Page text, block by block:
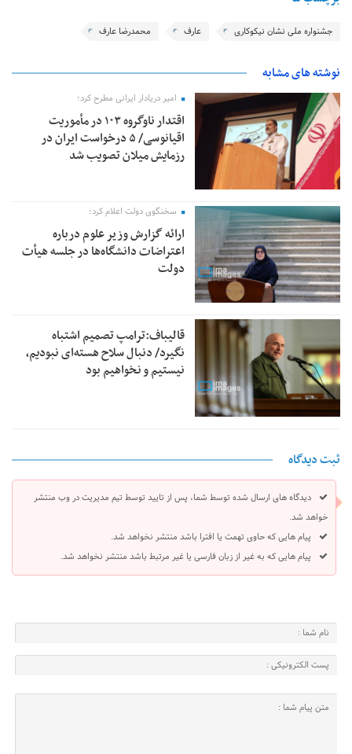
جشنواره ملی نشان نیکوکاری عارف محمدرضا عارف
نوشته های مشابه
امیر دریادار ایرانی مطرح کرد؛
اقتدار ناوگروه ۱۰۳ در مأموریت‌
اقیانوسی/ ۵ درخواست ایران در
رزمایش میلان تصویب شد
سخنگوی دولت اعلام کرد؛
ارائه گزارش وزیر علوم درباره
اعتراضات دانشگاه‌ها در جلسه هیأت
دولت
قالیباف:ترامپ تصمیم اشتباه
نگیرد/ دنبال سلاح هسته‌ای نبودیم،
نیستیم و نخواهیم بود
ثبت دیدگاه
دیدگاه های ارسال شده توسط شما، پس از تایید توسط تیم مدیریت در وب منتشر
خواهد شد.
پیام هایی که حاوی تهمت یا افترا باشد منتشر نخواهد شد.
پیام هایی که به غیر از زبان فارسی یا غیر مرتبط باشد منتشر نخواهد شد.